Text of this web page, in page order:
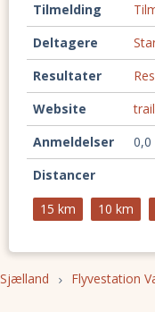
Tilmelding
Deltagere
Resultater
Website
Anmeldelser
0,0
Distancer
15 km
10 km
Sjælland Flyvestation